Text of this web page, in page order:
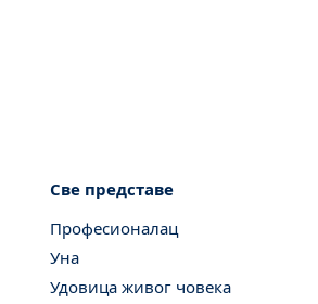
Све представе
Професионалац
Уна
Удовица живог човека